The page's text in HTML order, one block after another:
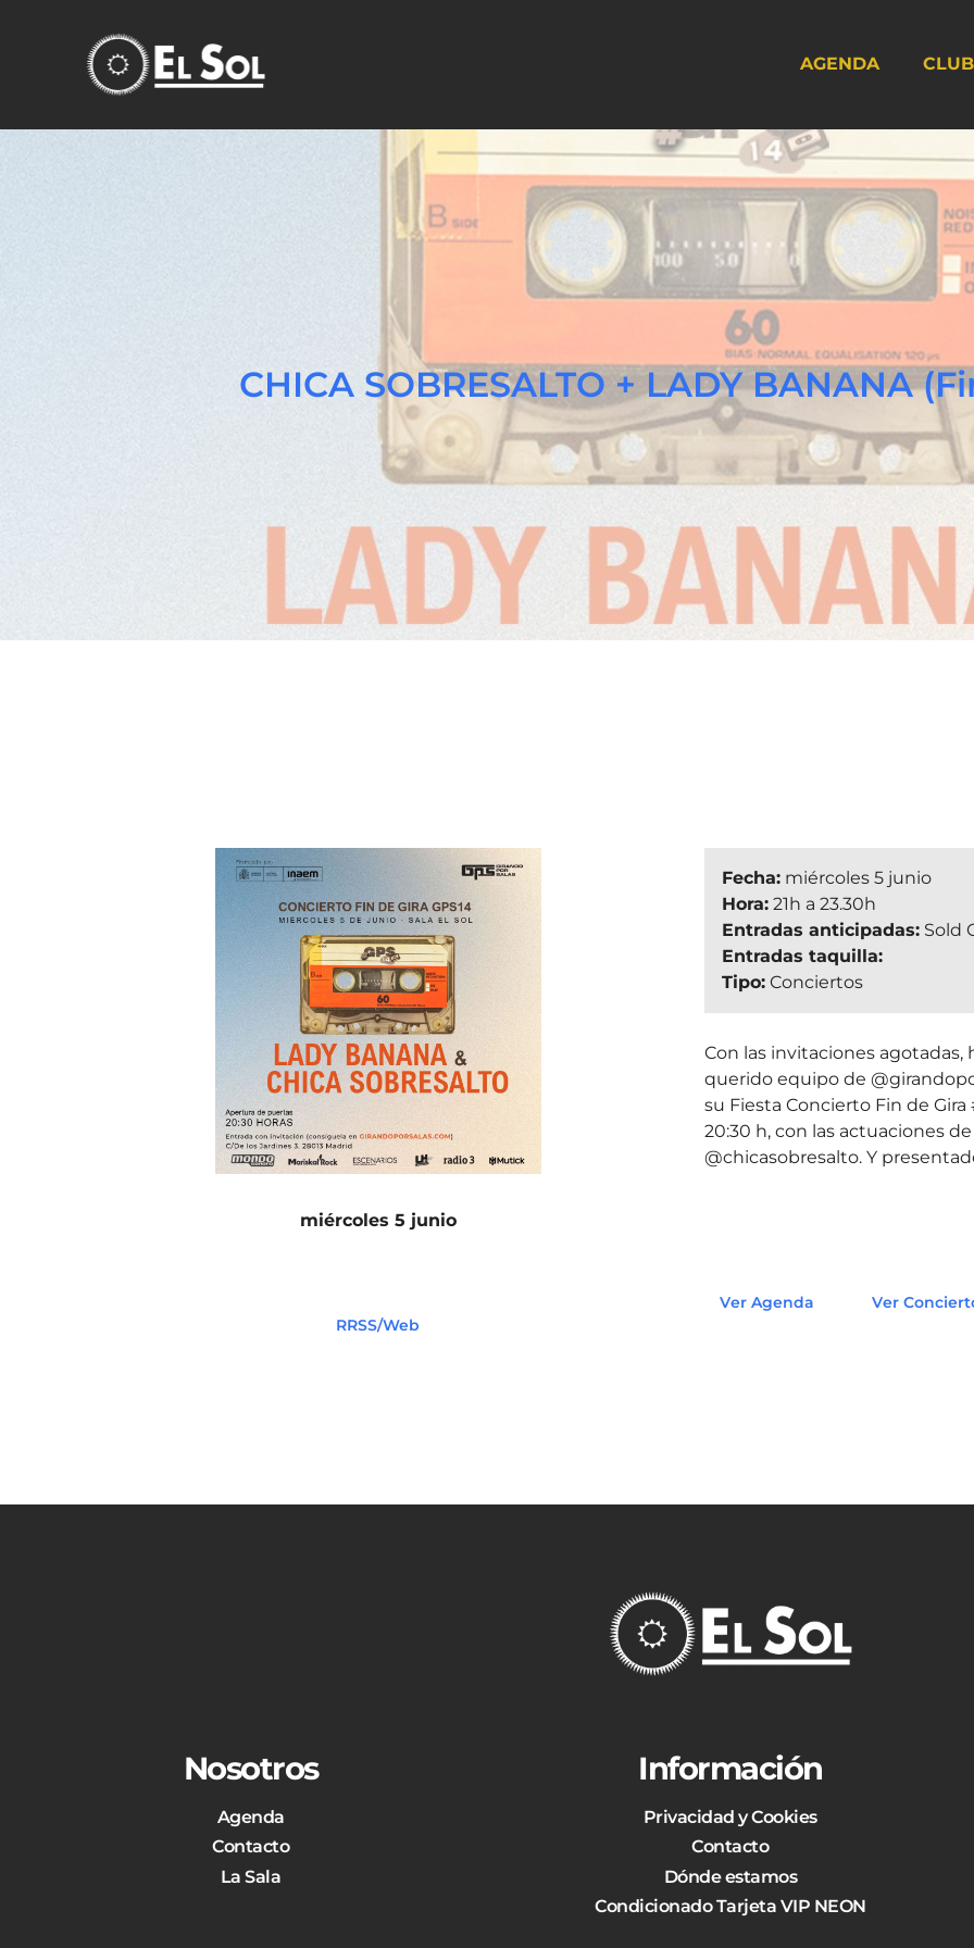
AGENDA
CHICA SOBRESALTO + LADY BANANA
miércoles 5 junio
RRSS/Web
Fecha:miércoles 5 junio
Hora:21h a 23.30h
Entradas anticipadas:Sold
Entradas taquilla:
Tipo:Conciertos
Con las invitaciones
querido equipo de
su Fiesta Concierto Fin de Gira
20:30 h, con las actuaciones
@chicasobresalto. Y
Ver Agenda Ver
Nosotros
Agenda
Contacto
La Sala
Información
Privacidad y Cookies
Contacto
Dónde estamos
Condicionado Tarjeta VIP NEON